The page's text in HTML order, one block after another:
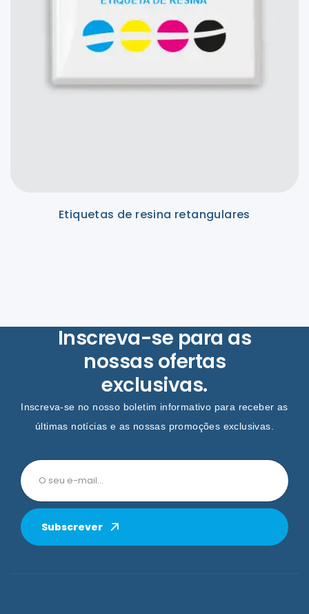
Etiquetas de resina retangulares
Inscreva-se para as
nossas ofertas
exclusivas.
Inscreva-se no nosso boletim informativo para receber as
últimas notícias e as nossas promoções exclusivas.
Subscrever